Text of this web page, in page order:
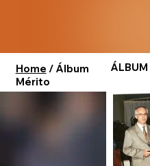
ÁLBUM
Home / Álbum
Mérito